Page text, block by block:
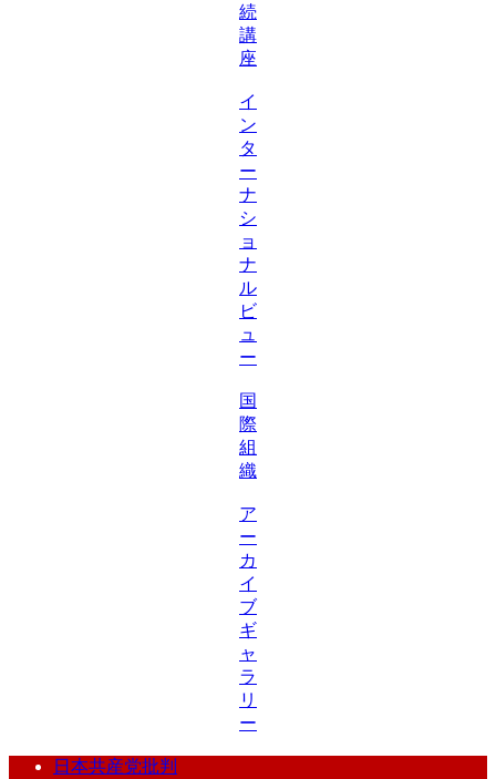
続
講
座
イ
ン
タ
ー
ナ
シ
ョ
ナ
ル
ビ
ュ
ー
国
際
組
織
ア
ー
カ
イ
ブ
ギ
ャ
ラ
リ
ー
日本共産党批判